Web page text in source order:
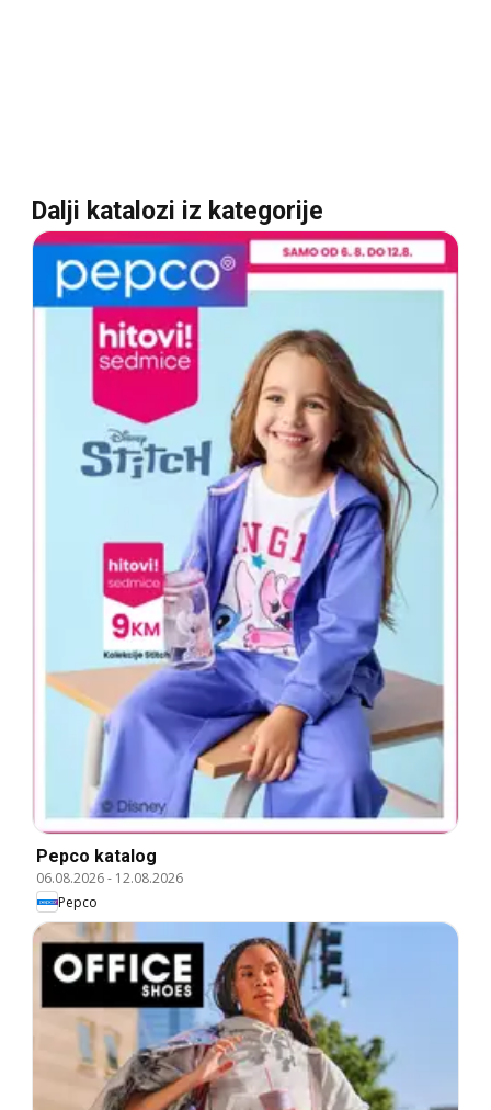
Dalji katalozi iz kategorije
Pepco katalog
06.08.2026- 12.08.2026
Pepco